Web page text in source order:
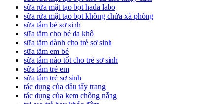
sữa rửa mặt tạo bọt hada labo
sữa rửa mặt tạo bọt không chứa xà phòng
sữa tắm bé sơ sinh
sữa tắm cho bé da khô
sữa tắm dành cho trẻ sơ sinh
sữa tắm em bé
sữa tắm nào tốt cho trẻ sơ sinh
sữa tắm trẻ em
sữa tắm trẻ sơ sinh
tác dụng của dầu tẩy trang
tác dụng của kem chống nắng